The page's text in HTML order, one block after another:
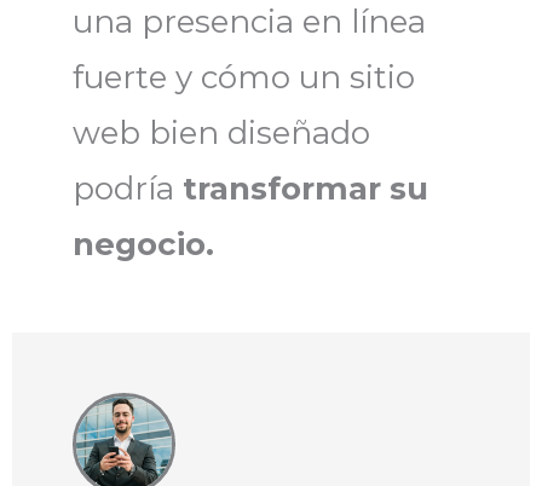
una presencia en línea
fuerte y cómo un sitio
web bien diseñado
podría transformar su
negocio.